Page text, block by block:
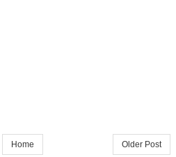
Older Post
Home